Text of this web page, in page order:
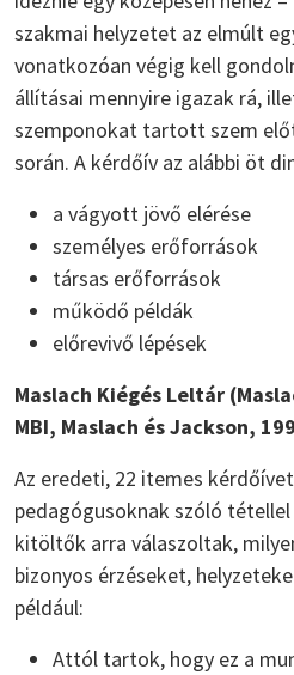
szakmai helyzetet az elmúlt
vonatkozóan végig kell
állításai mennyire igazak rá,
szemponokat tartott szem
során. A kérdőív az alábbi öt
a vágyott jövő elérése
személyes erőforrások
társas erőforrások
működő példák
előrevivő lépések
Maslach Kiégés Leltár
MBI, Maslach és Jackson,
Az eredeti, 22 itemes
pedagógusoknak szóló
kitöltők arra válaszoltak,
bizonyos érzéseket,
például:
Attól tartok, hogy ez a